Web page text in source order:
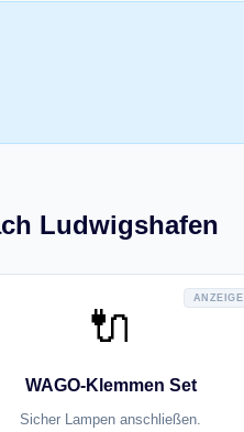
Ludwigshafen
ANZEIGE
🔌
WAGO-Klemmen Set
Sicher Lampen anschließen.